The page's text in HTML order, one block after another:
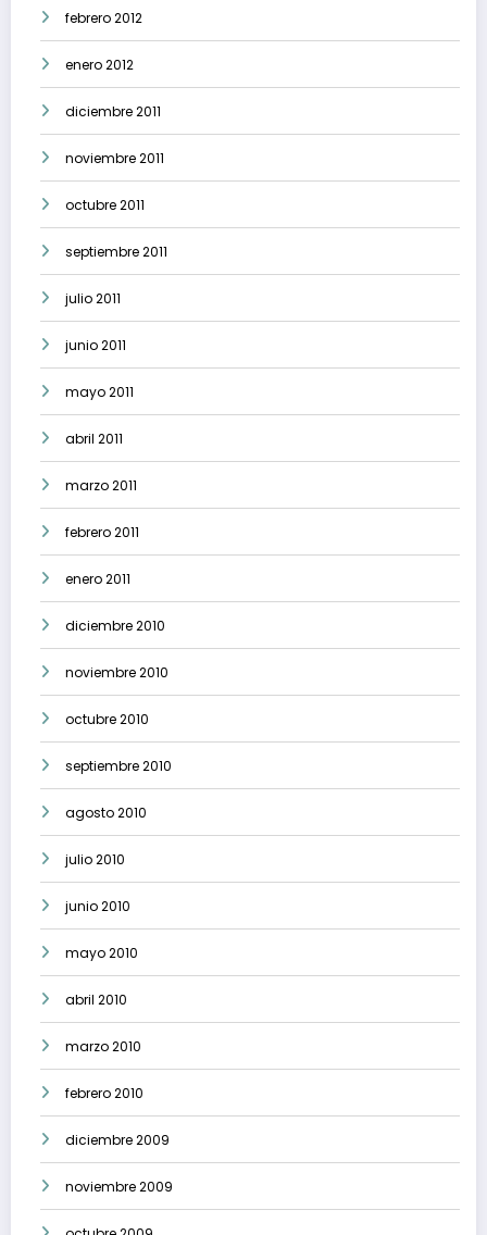
febrero 2012
enero 2012
diciembre 2011
noviembre 2011
octubre 2011
septiembre 2011
julio 2011
junio 2011
mayo 2011
abril 2011
marzo 2011
febrero 2011
enero 2011
diciembre 2010
noviembre 2010
octubre 2010
septiembre 2010
agosto 2010
julio 2010
junio 2010
mayo 2010
abril 2010
marzo 2010
febrero 2010
diciembre 2009
noviembre 2009